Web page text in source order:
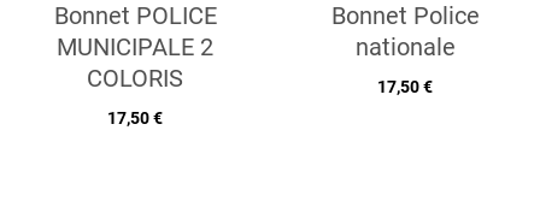
Bonnet POLICE
MUNICIPALE 2
COLORIS
17,50 €
Bonnet Police
nationale
17,50 €